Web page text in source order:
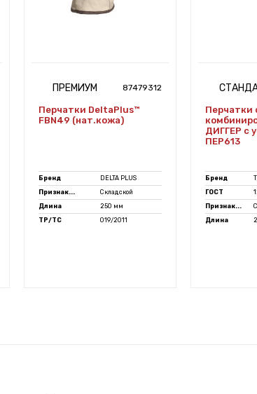
ПРЕМИУМ 87479312
Перчатки DeltaPlus™
FBN49 (нат.кожа)
Бренд
DELTA PLUS
Признак...
Складской
Длина
250 мм
ТР/ТС
019/2011
Перчатки
ДИГГЕР с
ПЕР613
Бренд
ГОСТ
Признак...
Длина